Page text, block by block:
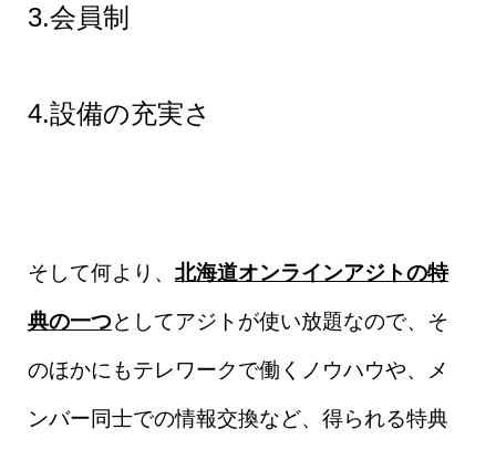
3.会員制
4.設備の充実さ
そして何より、 北海道オンラインアジトの特
典の一つとしてアジトが使い放題なので、そ
のほかにもテレワークで働くノウハウや、メ
ンバー同士での情報交換など、得られる特典